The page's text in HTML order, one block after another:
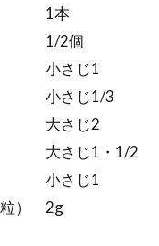
1本
1/2個
さじ1
じ1/3
じ2
じ1・1/2
小さじ1
粒） 2g